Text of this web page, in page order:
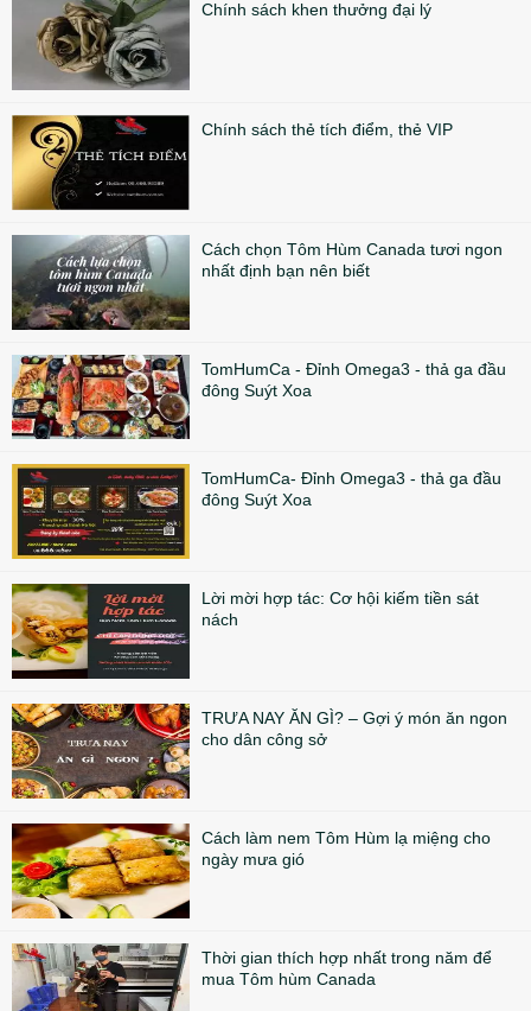
Chính sách khen thưởng đại lý
Chính sách thẻ tích điểm, thẻ VIP
Cách chọn Tôm Hùm Canada tươi ngon
nhất định bạn nên biết
TomHumCa - Đỉnh Omega3 - thả ga đầu
đông Suýt Xoa
TomHumCa- Đỉnh Omega3 - thả ga đầu
đông Suýt Xoa
Lời mời hợp tác: Cơ hội kiếm tiền sát
nách
TRƯA NAY ĂN GÌ? – Gợi ý món ăn ngon
cho dân công sở
Cách làm nem Tôm Hùm lạ miệng cho
ngày mưa gió
Thời gian thích hợp nhất trong năm để
mua Tôm hùm Canada